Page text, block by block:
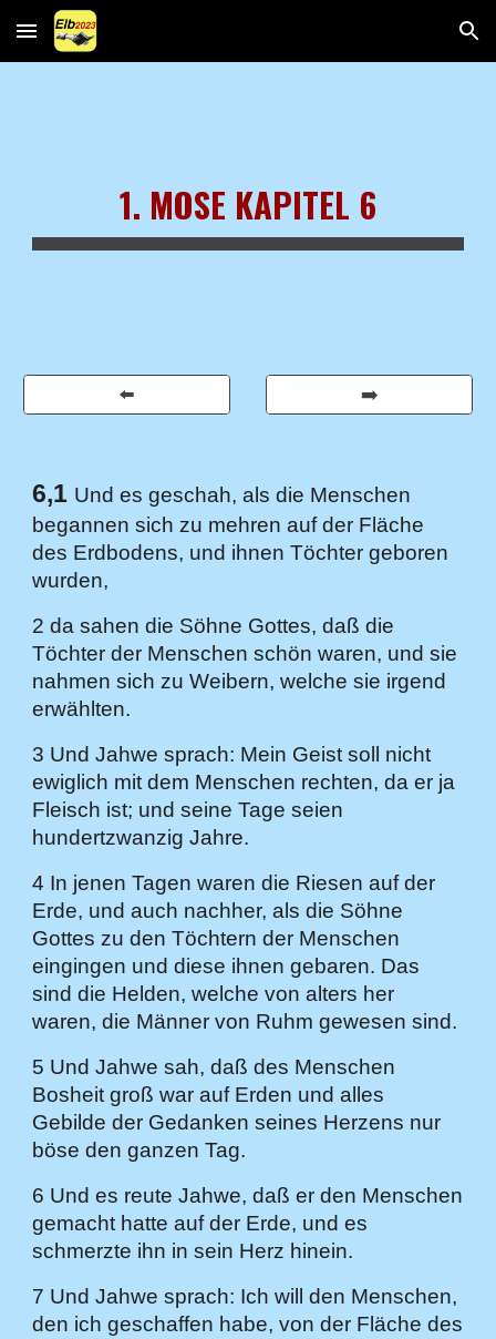
Skip to main content Skip to navigation
1. MOSE KAPITEL 6
⬅️ ➡️
6,1 Und es geschah, als die Menschen
begannen sich zu mehren auf der Fläche
des Erdbodens, und ihnen Töchter geboren
wurden,
2 da sahen die Söhne Gottes, daß die
Töchter der Menschen schön waren, und sie
nahmen sich zu Weibern, welche sie irgend
erwählten.
3 Und Jahwe sprach: Mein Geist soll nicht
ewiglich mit dem Menschen rechten, da er ja
Fleisch ist; und seine Tage seien
hundertzwanzig Jahre.
4 In jenen Tagen waren die Riesen auf der
Erde, und auch nachher, als die Söhne
Gottes zu den Töchtern der Menschen
eingingen und diese ihnen gebaren. Das
sind die Helden, welche von alters her
waren, die Männer von Ruhm gewesen sind.
5 Und Jahwe sah, daß des Menschen
Bosheit groß war auf Erden und alles
Gebilde der Gedanken seines Herzens nur
böse den ganzen Tag.
6 Und es reute Jahwe, daß er den Menschen
gemacht hatte auf der Erde, und es
schmerzte ihn in sein Herz hinein.
7 Und Jahwe sprach: Ich will den Menschen,
den ich geschaffen habe, von der Fläche des